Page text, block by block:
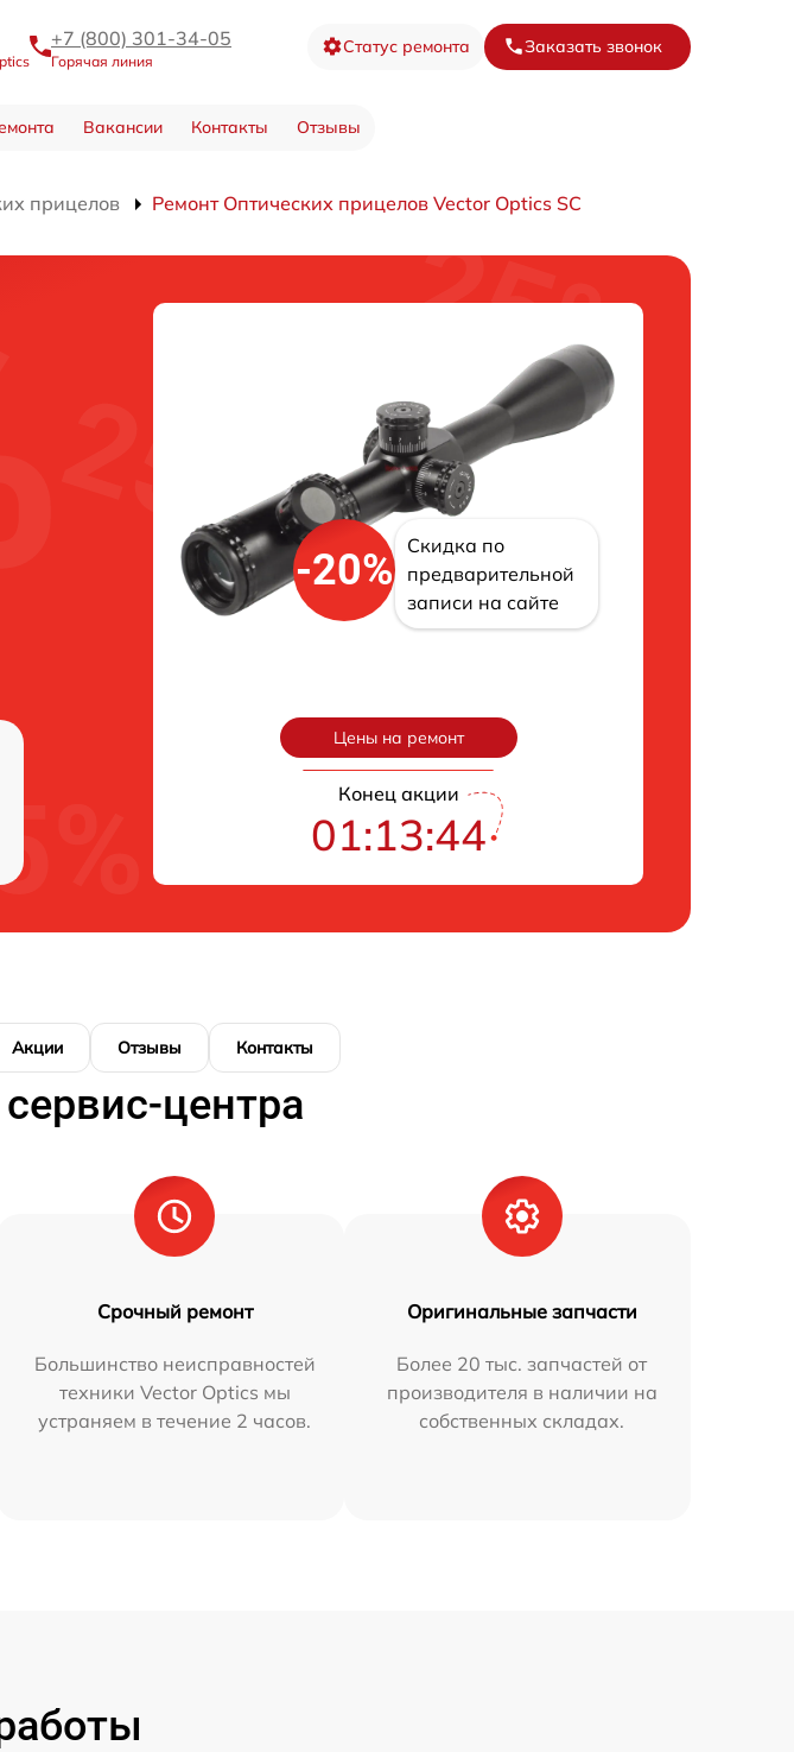
+7 (800) 301-34-05
Горячая линия
Статус ремонта Заказать звонок
Вакансии Контакты Отзывы
прицелов Ремонт Оптических прицелов Vector Optics SC
-20%
Скидка по
предварительной
записи на сайте
Цены на ремонт
Конец акции
01:13:43
Акции Отзывы Контакты
центра
Срочный ремонт
Большинство неисправностей
техники Vector Optics мы
устраняем в течение 2 часов.
Оригинальные запчасти
Более 20 тыс. запчастей от
производителя в наличии на
собственных складах.